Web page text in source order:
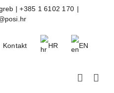
| +385 1 6102 170 |
Kontakt HR EN